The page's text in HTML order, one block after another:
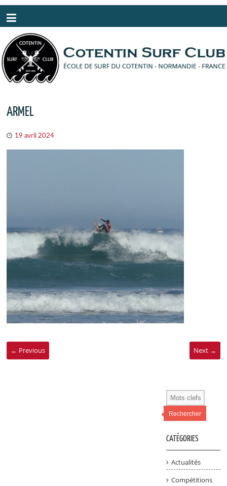
ARMEL
19 avril 2024
← Previous Next →
Rechercher
CATÉGORIES
Actualités
Compétitions
Panneau de gestion des cookies